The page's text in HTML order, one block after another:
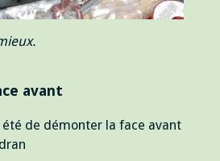
avant
été de démonter la face avant